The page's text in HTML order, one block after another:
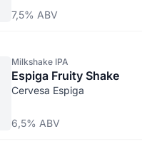
7,5% ABV
Milkshake IPA
Espiga Fruity Shake
Cervesa Espiga
6,5% ABV